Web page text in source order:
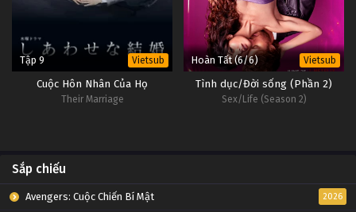
Tập 9 Vietsub
Cuộc Hôn Nhân Của Họ
Their Marriage
Hoàn Tất (6/6) Vietsub
Tình dục/Đời sống (Phần 2)
Sex/Life (Season 2)
Sắp chiếu
Avengers: Cuộc Chiến Bí Mật 2026